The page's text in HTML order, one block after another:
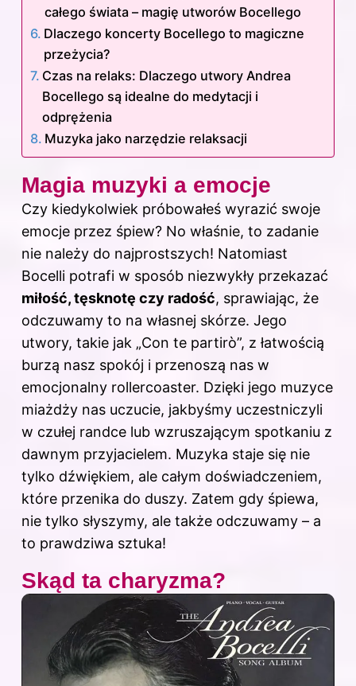
całego świata – magię utworów Bocellego
Dlaczego koncerty Bocellego to magiczne
przeżycia?
Czas na relaks: Dlaczego utwory Andrea
Bocellego są idealne do medytacji i
odprężenia
Muzyka jako narzędzie relaksacji
Magia muzyki a emocje
Czy kiedykolwiek próbowałeś wyrazić swoje
emocje przez śpiew? No właśnie, to zadanie
nie należy do najprostszych! Natomiast
Bocelli potrafi w sposób niezwykły przekazać
miłość, tęsknotę czy radość, sprawiając, że
odczuwamy to na własnej skórze. Jego
utwory, takie jak „Con te partirò”, z łatwością
burzą nasz spokój i przenoszą nas w
emocjonalny rollercoaster. Dzięki jego muzyce
miażdży nas uczucie, jakbyśmy uczestniczyli
w czułej randce lub wzruszającym spotkaniu z
dawnym przyjacielem. Muzyka staje się nie
tylko dźwiękiem, ale całym doświadczeniem,
które przenika do duszy. Zatem gdy śpiewa,
nie tylko słyszymy, ale także odczuwamy – a
to prawdziwa sztuka!
Skąd ta charyzma?